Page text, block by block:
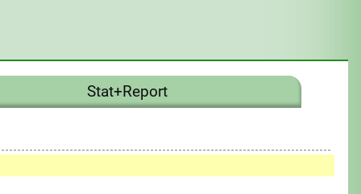
Stat+Report